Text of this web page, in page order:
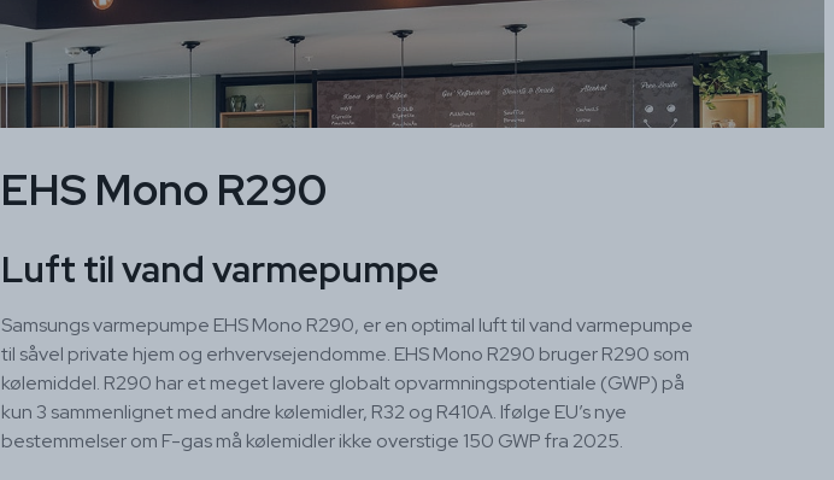
EHS Mono R290
Luft til vand varmepumpe
Samsungs varmepumpe EHS Mono R290, er en optimal luft til vand varmepumpe
til såvel private hjem og erhvervsejendomme. EHS Mono R290 bruger R290 som
kølemiddel. R290 har et meget lavere globalt opvarmningspotentiale (GWP) på
kun 3 sammenlignet med andre kølemidler, R32 og R410A. Ifølge EU’s nye
bestemmelser om F-gas må kølemidler ikke overstige 150 GWP fra 2025.